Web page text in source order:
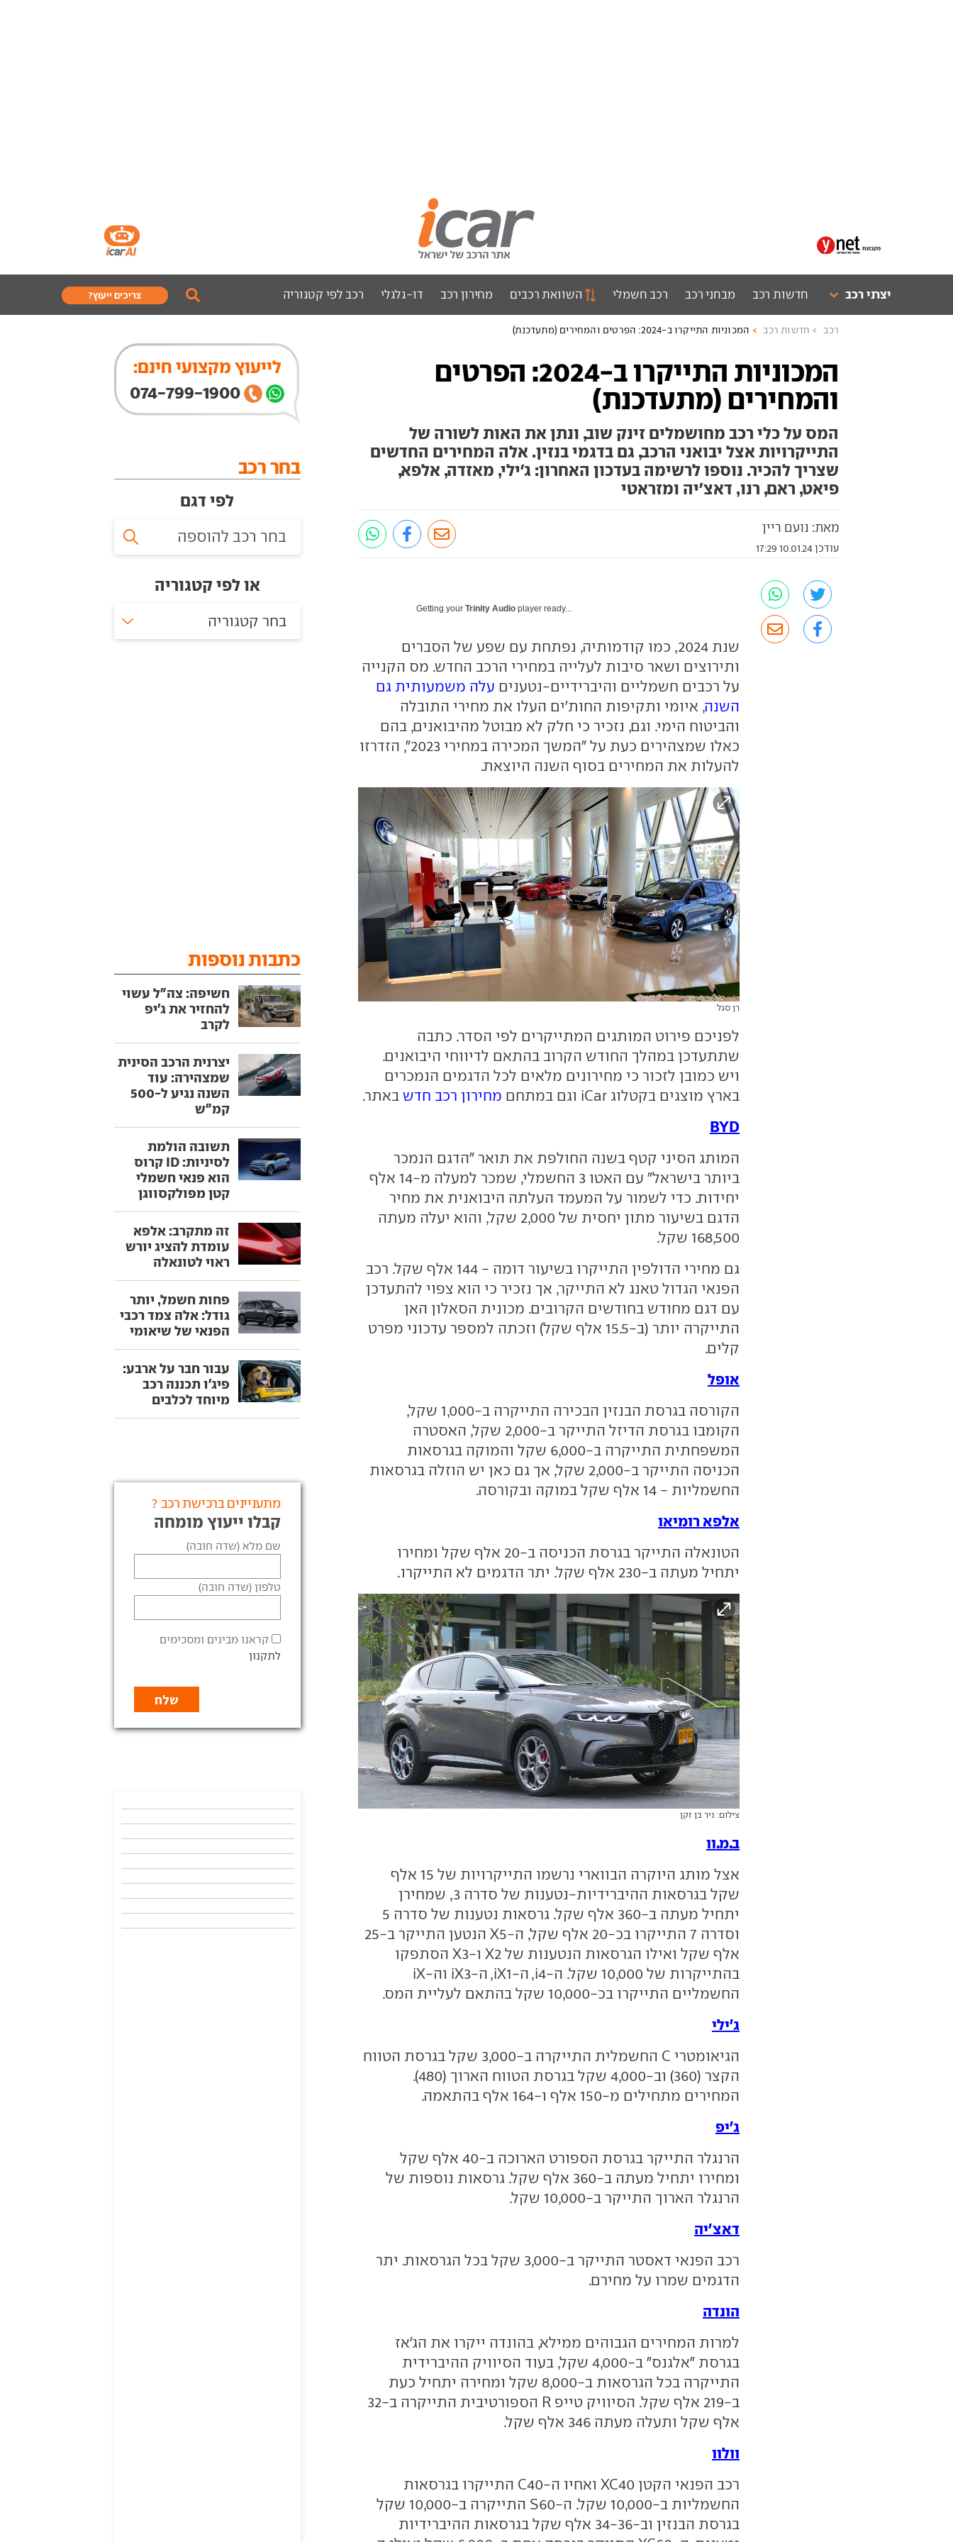
יצרני רכב חדשות רכב מבחני רכב רכב חשמלי השוואת רכבים מחירון רכב דו-גלגלי רכב לפי קטגוריה צריכים ייעוץ?
רכב חדשות רכב המכוניות התייקרו ב-2024: הפרטים והמחירים (מתעדכנת)
המכוניות התייקרו ב-2024: הפרטים
והמחירים (מתעדכנת)
המס על כלי רכב מחושמלים זינק שוב, ונתן את האות לשורה של
התייקרויות אצל יבואני הרכב, גם בדגמי בנזין. אלה המחירים החדשים
שצריך להכיר. נוספו לרשימה בעדכון האחרון: ג'ילי, מאזדה, אלפא,
פיאט, ראם, רנו, דאצ'יה ומזראטי
מאת: נועם ריין
עודכן 10.01.24 17:29
Getting yourTrinity Audio player ready...
שנת 2024, כמו קודמותיה, נפתחת עם שפע של הסברים
ותירוצים ושאר סיבות לעלייה במחירי הרכב החדש. מס הקנייה
על רכבים חשמליים והיברידיים-נטענים עלה משמעותית גם
השנה, איומי ותקיפות החות'ים העלו את מחירי התובלה
והביטוח הימי. וגם, נזכיר כי חלק לא מבוטל מהיבואנים, בהם
כאלו שמצהירים כעת על "המשך המכירה במחירי 2023", הזדרזו
להעלות את המחירים בסוף השנה היוצאת.
רן סגל
לפניכם פירוט המותגים המתייקרים לפי הסדר. כתבה
שתתעדכן במהלך החודש הקרוב בהתאם לדיווחי היבואנים.
ויש כמובן לזכור כי מחירונים מלאים לכל הדגמים הנמכרים
בארץ מוצגים בקטלוג iCar וגם במתחם
מחירון רכב חדש באתר.
BYD
המותג הסיני קטף בשנה החולפת את תואר "הדגם הנמכר
ביותר בישראל" עם האטו 3 החשמלי, שמכר למעלה מ-14 אלף
יחידות. כדי לשמור על המעמד העלתה היבואנית את מחיר
הדגם בשיעור מתון יחסית של 2,000 שקל, והוא יעלה מעתה
168,500 שקל.
גם מחירי הדולפין התייקרו בשיעור דומה - 144 אלף שקל. רכב
הפנאי הגדול טאנג לא התייקר, אך נזכיר כי הוא צפוי להתעדכן
עם דגם מחודש בחודשים הקרובים. מכונית הסאלון האן
התייקרה יותר (ב-15.5 אלף שקל) וזכתה למספר עדכוני מפרט
קלים.
אופל
הקורסה בגרסת הבנזין הבכירה התייקרה ב-1,000 שקל,
הקומבו בגרסת הדיזל התייקר ב-2,000 שקל, האסטרה
המשפחתית התייקרה ב-6,000 שקל והמוקה בגרסאות
הכניסה התייקר ב-2,000 שקל, אך גם כאן יש הוזלה בגרסאות
החשמליות - 14 אלף שקל במוקה ובקורסה.
אלפא רומיאו
הטונאלה התייקר בגרסת הכניסה ב-20 אלף שקל ומחירו
יתחיל מעתה ב-230 אלף שקל. יתר הדגמים לא התייקרו.
צילום: ניר בן זקן
ב.מ.וו
אצל מותג היוקרה הבווארי נרשמו התייקרויות של 15 אלף
שקל בגרסאות ההיברידיות-נטענות של סדרה 3, שמחירן
יתחיל מעתה ב-360 אלף שקל. גרסאות נטענות של סדרה 5
וסדרה 7 התייקרו בכ-20 אלף שקל, ה-X5 הנטען התייקר ב-25
אלף שקל ואילו הגרסאות הנטענות של X2 ו-X3 הסתפקו
בהתייקרות של 10,000 שקל. ה-i4, ה-iX1, ה-iX3 וה-iX
החשמליים התייקרו בכ-10,000 שקל בהתאם לעליית המס.
ג'ילי
הגיאומטרי C החשמלית התייקרה ב-3,000 שקל בגרסת הטווח
הקצר (360) וב-4,000 שקל בגרסת הטווח הארוך (480).
המחירים מתחילים מ-150 אלף ו-164 אלף בהתאמה.
ג'יפ
הרנגלר התייקר בגרסת הספורט הארוכה ב-40 אלף שקל
ומחירו יתחיל מעתה ב-360 אלף שקל. גרסאות נוספות של
הרנגלר הארוך התייקר ב-10,000 שקל.
דאצ'יה
רכב הפנאי דאסטר התייקר ב-3,000 שקל בכל הגרסאות. יתר
הדגמים שמרו על מחירם.
הונדה
למרות המחירים הגבוהים ממילא, בהונדה ייקרו את הג'אז
בגרסת "אלגנס" ב-4,000 שקל, בעוד הסיוויק ההיברידית
התייקרה בכל הגרסאות ב-8,000 שקל ומחירה יתחיל כעת
ב-219 אלף שקל. הסיוויק טייפ R הספורטיבית התייקרה ב-32
אלף שקל ותעלה מעתה 346 אלף שקל.
וולוו
רכב הפנאי הקטן XC40 ואחיו ה-C40 התייקרו בגרסאות
החשמליות ב-10,000 שקל. ה-S60 התייקרה ב-10,000 שקל
בגרסת הבנזין וב-34-36 אלף שקל בגרסאות ההיברידיות
לייעוץ מקצועי חינם:
074-799-1900
בחר רכב
לפי דגם
או לפי קטגוריה
בחר קטגוריה
כתבות נוספות
חשיפה: צה"ל עשוי
להחזיר את ג'יפ
לקרב
יצרנית הרכב הסינית
שמצהירה: עוד
השנה נגיע ל-500
קמ"ש
תשובה הולמת
לסיניות: ID קרוס
הוא פנאי חשמלי
קטן מפולקסווגן
זה מתקרב: אלפא
עומדת להציג יורש
ראוי לטונאלה
פחות חשמל, יותר
גודל: אלה צמד רכבי
הפנאי של שיאומי
עבור חבר על ארבע:
פיג'ו תכננה רכב
מיוחד לכלבים
מתעניינים ברכישת רכב ?
קבלו ייעוץ מומחה
שם מלא (שדה חובה)
טלפון (שדה חובה)
קראנו מבינים ומסכימים
לתקנון